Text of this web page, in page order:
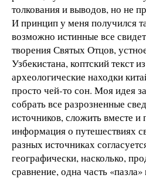
толкования и выводов, но не
И принцип у меня получился
возможно истинные все
творения Святых Отцов,
Узбекистана, коптский текст
археологические находки
просто чей-то сон. Моя идея
собрать все разрозненные
источников, сложить вместе и
информация о путешествиях
разных источниках
географически, насколько,
сравнение, одна часть